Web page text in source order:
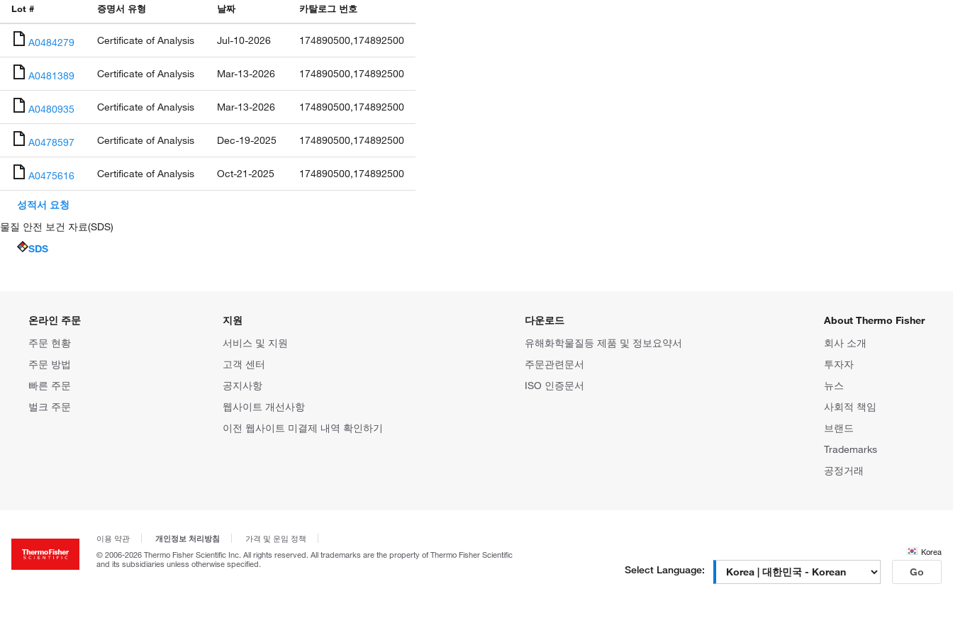
Lot # 증명서 유형 날짜 카탈로그 번호
A0484279 Certificate of Analysis Jul-10-2026 174890500,174892500
A0481389 Certificate of Analysis Mar-13-2026 174890500,174892500
A0480935 Certificate of Analysis Mar-13-2026 174890500,174892500
A0478597 Certificate of Analysis Dec-19-2025 174890500,174892500
A0475616 Certificate of Analysis Oct-21-2025 174890500,174892500
성적서 요청
물질 안전 보건 자료(SDS)
SDS
온라인 주문
주문 현황
주문 방법
빠른 주문
벌크 주문
지원
서비스 및 지원
고객 센터
공지사항
웹사이트 개선사항
이전 웹사이트 미결제 내역 확인하기
다운로드
유해화학물질등 제품 및 정보요약서
주문관련문서
ISO 인증문서
About Thermo Fisher
회사 소개
투자자
뉴스
사회적 책임
브랜드
Trademarks
공정거래
이용 약관 개인정보 처리방침
가격 및 운임 정책
© 2006-2026 Thermo Fisher Scientific Inc. All rights reserved. All trademarks are the property of Thermo Fisher Scientific
and its subsidiaries unless otherwise specified.
Korea
Select Language: Go